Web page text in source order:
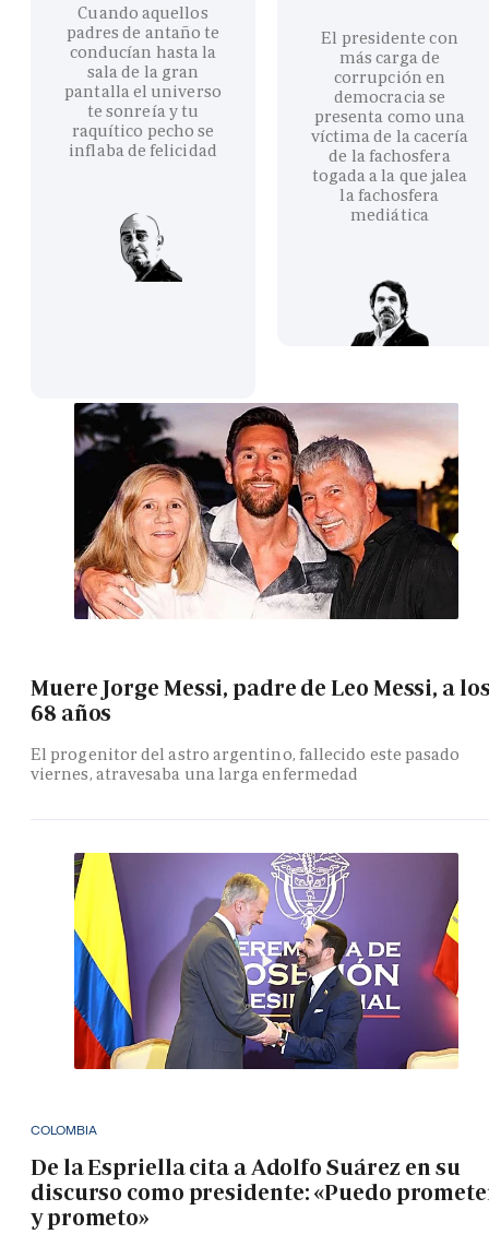
Cuando aquellos
padres de antaño te
conducían hasta la
sala de la gran
pantalla el universo
te sonreía y tu
raquítico pecho se
inflaba de felicidad
El presidente con
más carga de
corrupción en
democracia se
presenta como una
víctima de la cacería
de la fachosfera
togada a la que jalea
la fachosfera
mediática
Muere Jorge Messi, padre de Leo Messi, a
68 años
El progenitor del astro argentino, fallecido este pasado
viernes, atravesaba una larga enfermedad
COLOMBIA
De la Espriella cita a Adolfo Suárez en su
discurso como presidente: «Puedo
y prometo»